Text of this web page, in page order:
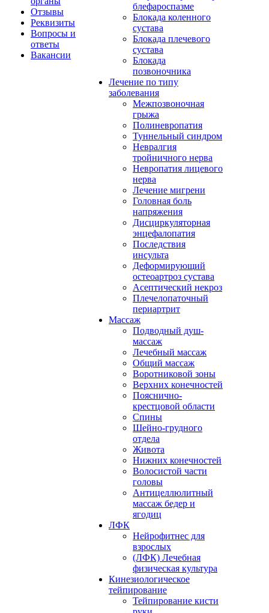
Отзывы
Реквизиты
Вопросы и
ответы
Вакансии
блефароспазме
Блокада коленного
сустава
Блокада плечевого
сустава
Блокада
позвоночника
Лечение по типу
заболевания
Межпозвоночная
грыжа
Полиневропатия
Туннельный синдром
Невралгия
тройничного нерва
Невропатия лицевого
нерва
Лечение мигрени
Головная боль
напряжения
Дисциркуляторная
энцефалопатия
Последствия
инсульта
Деформирующий
остеоартроз сустава
Асептический некроз
Плечелопаточный
периартрит
Массаж
Подводный душ-
массаж
Лечебный массаж
Общий массаж
Воротниковой зоны
Верхних конечностей
Пояснично-
крестцовой области
Спины
Шейно-грудного
отдела
Живота
Нижних конечностей
Волосистой части
головы
Антицеллюлитный
массаж бедер и
ягодиц
ЛФК
Нейрофитнес для
взрослых
(ЛФК) Лечебная
физическая культура
Кинезиологическое
тейпирование
Тейпирование кисти